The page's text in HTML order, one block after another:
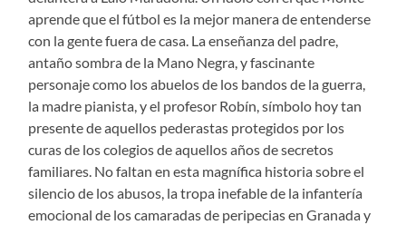
aprende que el fútbol es la mejor manera de entenderse
con la gente fuera de casa. La enseñanza del padre,
antaño sombra de la Mano Negra, y fascinante
personaje como los abuelos de los bandos de la guerra,
la madre pianista, y el profesor Robín, símbolo hoy tan
presente de aquellos pederastas protegidos por los
curas de los colegios de aquellos años de secretos
familiares. No faltan en esta magnífica historia sobre el
silencio de los abusos, la tropa inefable de la infantería
emocional de los camaradas de peripecias en Granada y